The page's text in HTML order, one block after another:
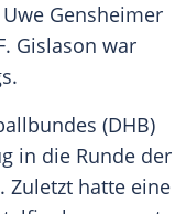
Uwe Gensheimer
. Gislason war
(DHB)
in die Runde der
Zuletzt hatte eine